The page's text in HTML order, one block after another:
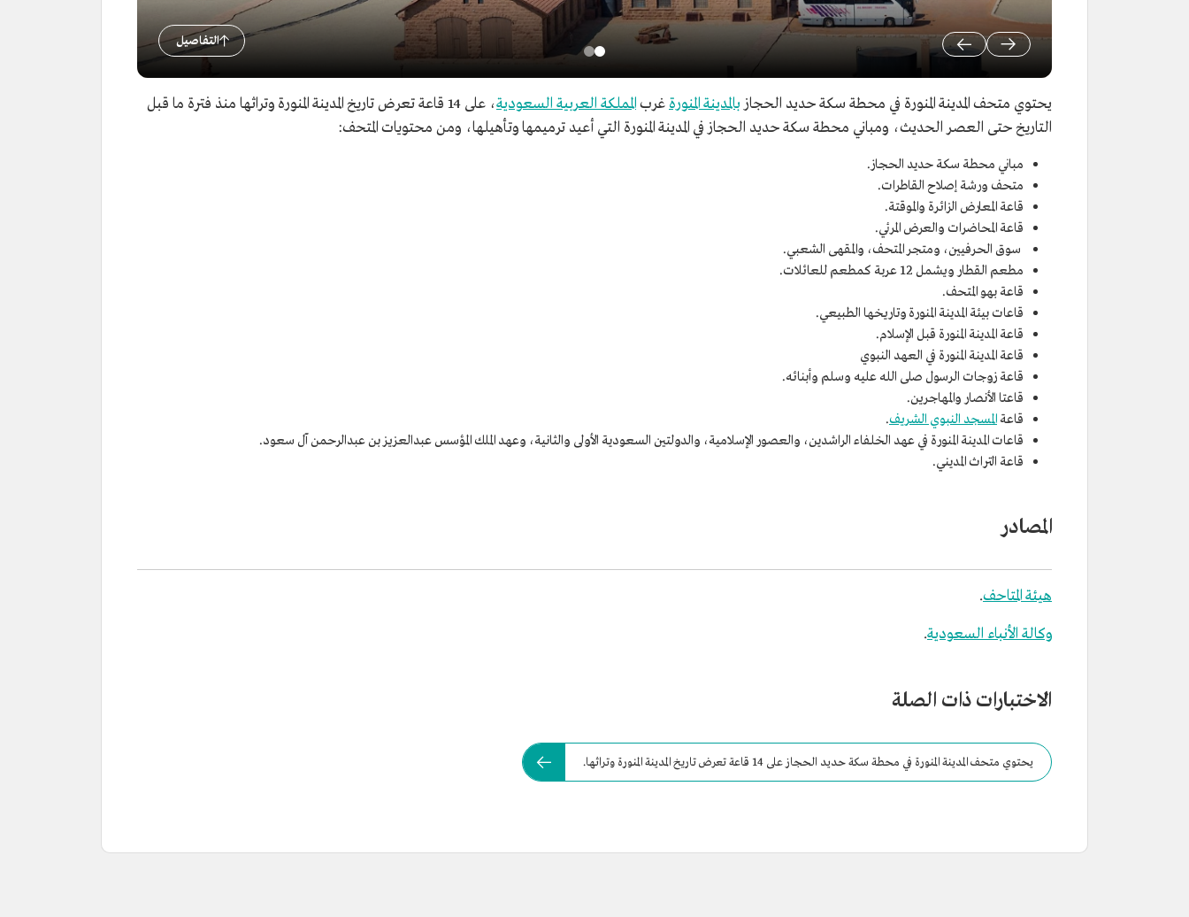
التفاصيل
يحتوي متحف المدينة المنورة في محطة سكة حديد الحجاز بالمدينة المنورة غربالمملكة العربية السعودية
، على 14 قاعة تعرض تاريخ المدينة المنورة وتراثها منذ فترة ما قبل
التاريخ حتى العصر الحديث، ومباني محطة سكة حديد الحجاز في المدينة المنورة التي أعيد ترميمها وتأهيلها، ومن محتويات المتحف:
مباني محطة سكة حديد الحجاز.
متحف ورشة إصلاح القاطرات.
قاعة المعارض الزائرة والموقتة.
قاعة المحاضرات والعرض المرئي.
سوق الحرفيين، ومتجر المتحف، والمقهى الشعبي.
مطعم القطار ويشمل 12 عربة كمطعم للعائلات.
قاعة بهو المتحف.
قاعات بيئة المدينة المنورة وتاريخها الطبيعي.
قاعة المدينة المنورة قبل الإسلام.
قاعة المدينة المنورة في العهد النبوي
قاعة زوجات الرسول صلى الله عليه وسلم وأبنائه.
قاعتا الأنصار والمهاجرين.
قاعة المسجد النبوي الشريف.
قاعات المدينة المنورة في عهد الخلفاء الراشدين، والعصور الإسلامية، والدولتين السعودية الأولى والثانية، وعهد الملك المؤسس عبدالعزيز بن عبدالرحمن آل سعود.
قاعة التراث المديني.
المصادر
هيئة المتاحف.
وكالة الأنباء السعودية.
الاختبارات ذات الصلة
يحتوي متحف المدينة المنورة في محطة سكة حديد الحجاز على 14 قاعة تعرض تاريخ المدينة المنورة وتراثها.